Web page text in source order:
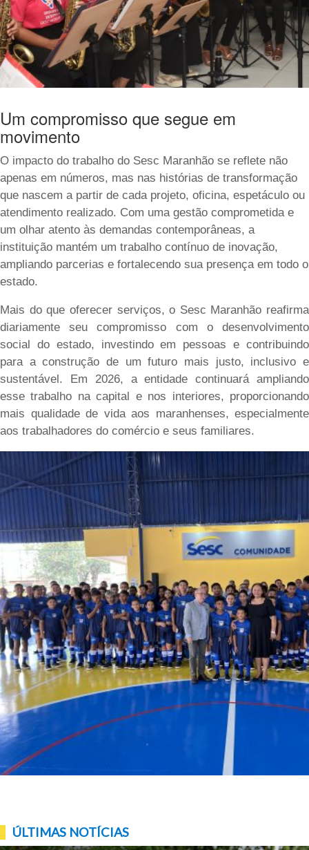
Um compromisso que segue em
movimento
O impacto do trabalho do Sesc Maranhão se reflete não
apenas em números, mas nas histórias de transformação
que nascem a partir de cada projeto, oficina, espetáculo ou
atendimento realizado. Com uma gestão comprometida e
um olhar atento às demandas contemporâneas, a
instituição mantém um trabalho contínuo de inovação,
ampliando parcerias e fortalecendo sua presença em todo o
estado.
Mais do que oferecer serviços, o Sesc Maranhão reafirma
diariamente seu compromisso com o desenvolvimento
social do estado, investindo em pessoas e contribuindo
para a construção de um futuro mais justo, inclusivo e
sustentável. Em 2026, a entidade continuará ampliando
esse trabalho na capital e nos interiores, proporcionando
mais qualidade de vida aos maranhenses, especialmente
aos trabalhadores do comércio e seus familiares.
ÚLTIMAS NOTÍCIAS